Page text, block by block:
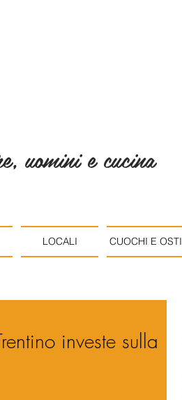
uomini e cucina
LOCALI CUOCHI E OSTI
investe sulla